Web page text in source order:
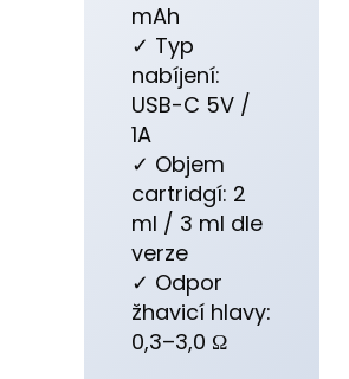
mAh
✓ Typ
nabíjení:
USB-C 5V /
1A
✓ Objem
cartridgí: 2
ml / 3 ml dle
verze
✓ Odpor
žhavicí hlavy:
0,3–3,0 Ω